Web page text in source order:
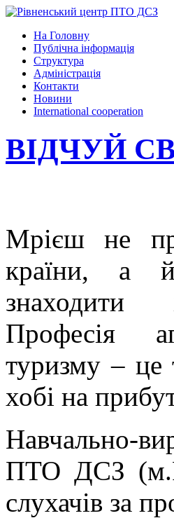
На Головну
Публічна інформація
Структура
Адміністрація
Контакти
Новини
International cooperation
ВІДЧУЙ
Мрієш не
країни, а
знаходити
Професія
туризму – це
хобі на
Навчально-
ПТО ДСЗ
слухачів за